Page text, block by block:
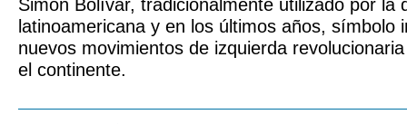
Simón Bolívar, tradicionalmente utilizado por la
latinoamericana y en los últimos años, símbolo
nuevos movimientos de izquierda
el continente.